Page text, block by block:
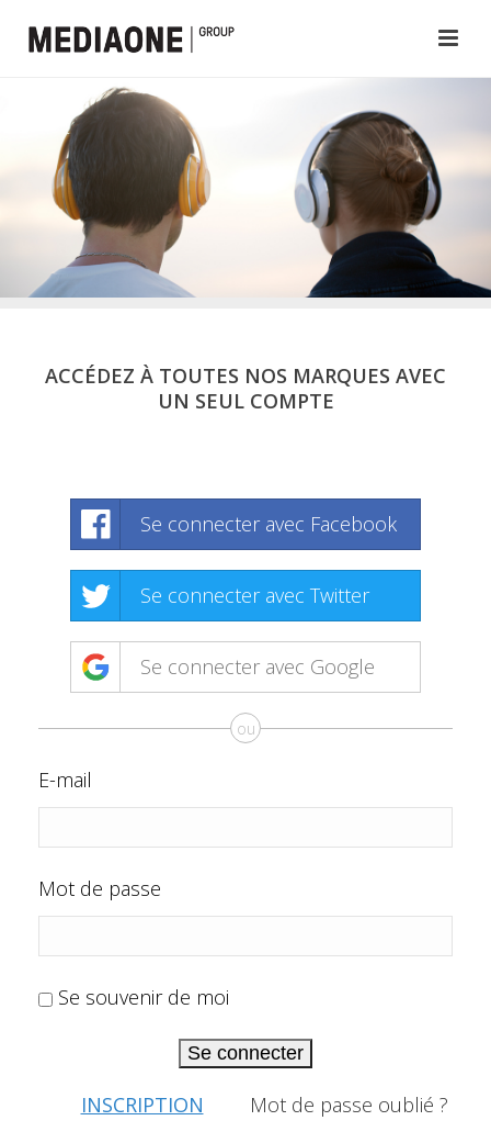
ACCÉDEZ À TOUTES NOS MARQUES AVEC
UN SEUL COMPTE
Se connecter avec Facebook
Se connecter avec Twitter
Se connecter avec Google
ou
E-mail
Mot de passe
Se souvenir de moi
Se connecter
INSCRIPTION Mot de passe oublié ?